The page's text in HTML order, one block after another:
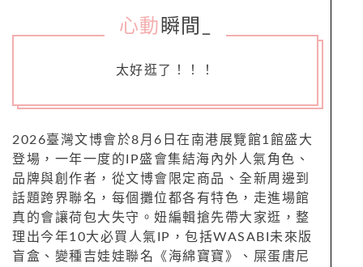
心動 瞬間
太好逛了！！！
2026臺灣文博會於8月6日在南港展覽館1館盛大
登場，一年一度的IP盛會集結海內外人氣角色、
品牌與創作者，從文博會限定商品、全新周邊到
話題跨界聯名，每個攤位都各有特色，走進場館
真的會讓荷包大失守。妞編輯搶先帶大家逛，整
理出今年10大必買人氣IP，包括WASABI未來版
盲盒、變種吉娃娃聯名《海綿寶寶》、屎蛋唐尼